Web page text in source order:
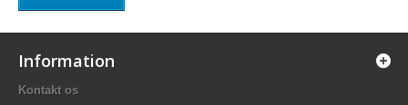
Information
Kontakt os